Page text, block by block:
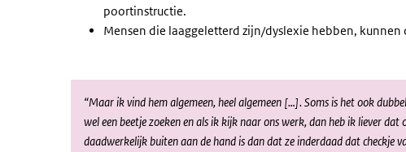
poortinstructie.
Mensen die laaggeletterd zijn/dyslexie hebben,
“Maar ik vind hem algemeen, heel algemeen […]. Soms is het ook
wel een beetje zoeken en als ik kijk naar ons werk, dan heb ik liever
daadwerkelijk buiten aan de hand is dan dat ze inderdaad dat checkje